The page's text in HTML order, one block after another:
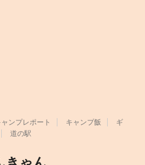
ャンプレポート キャンプ飯
ギ
道の駅